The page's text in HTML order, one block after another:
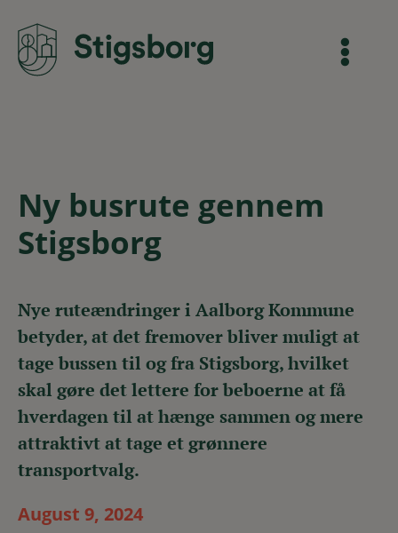
Ny busrute gennem
Stigsborg
Nye ruteændringer i Aalborg Kommune
betyder, at det fremover bliver muligt at
tage bussen til og fra Stigsborg, hvilket
skal gøre det lettere for beboerne at få
hverdagen til at hænge sammen og mere
attraktivt at tage et grønnere
transportvalg.
August 9, 2024